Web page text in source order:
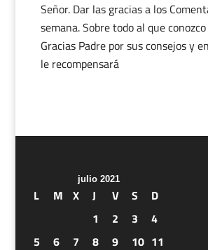
Señor. Dar las gracias a los
semana. Sobre todo al que
Gracias Padre por sus consejos y
le recompensará
julio 2021
L M X J V S
D
1
2 3
4
5
6 7 8 9 10 11